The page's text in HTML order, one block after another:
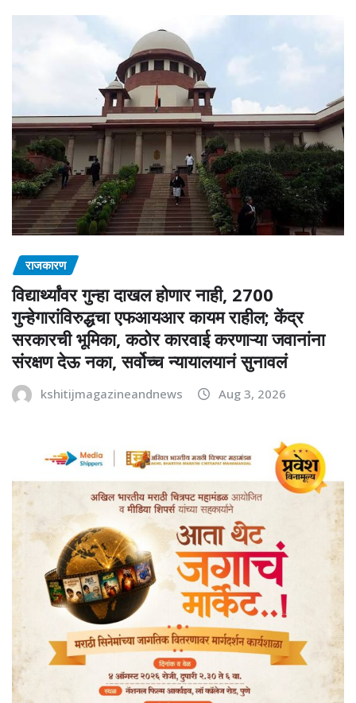
राजकारण
विद्यार्थ्यांवर गुन्हा दाखल होणार नाही, 2700
गुन्हेगारांविरुद्धचा एफआयआर कायम राहील; केंद्र
सरकारची भूमिका, कठोर कारवाई करणाऱ्या जवानांना
संरक्षण देऊ नका, सर्वोच्च न्यायालयानं सुनावलं
kshitijmagazineandnews Aug 3, 2026